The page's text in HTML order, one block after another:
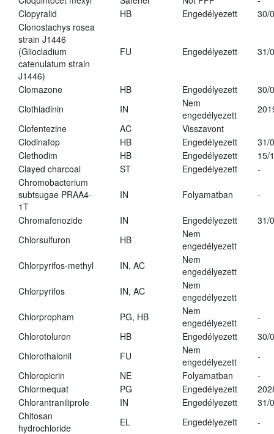
Clopyralid
HB Engedélyezett
30/
Clonostachys rosea
strain J1446
(Gliocladium
catenulatum strain
J1446)
FU Engedélyezett 31/
Clomazone HB Engedélyezett
30/
Clothiadinin
IN
Nem
engedélyezett
Clofentezine
AC
Visszavont
Clodinafop
HB Engedélyezett
31/
Clethodim
HB Engedélyezett
15/
Clayed charcoal
ST Engedélyezett
-
Chromobacterium
subtsugae PRAA4-
1T
IN Folyamatban -
Chromafenozide IN Engedélyezett
31/
Chlorsulfuron
HB
Nem
engedélyezett
Chlorpyrifos-methyl
IN, AC
Nem
engedélyezett
Chlorpyrifos
IN, AC
Nem
engedélyezett
Chlorpropham
PG, HB
Nem
engedélyezett
-
Chlorotoluron
HB Engedélyezett
30/
Chlorothalonil
FU
Nem
engedélyezett
-
Chloropicrin
NE Folyamatban
-
Chlormequat
PG Engedélyezett
Chlorantraniliprole
IN Engedélyezett
31/
Chitosan
hydrochloride
EL Engedélyezett -